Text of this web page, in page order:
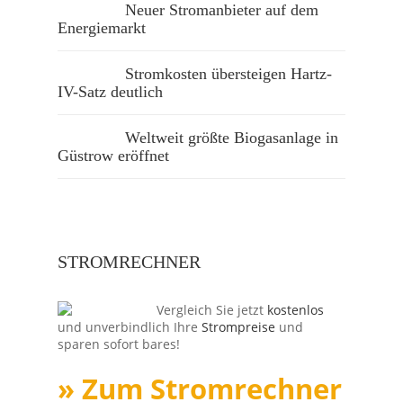
Neuer Stromanbieter auf dem
Energiemarkt
Stromkosten übersteigen Hartz-
IV-Satz deutlich
Weltweit größte Biogasanlage in
Güstrow eröffnet
STROMRECHNER
Vergleich Sie jetzt kostenlos
und unverbindlich Ihre Strompreise und
sparen sofort bares!
» Zum Stromrechner